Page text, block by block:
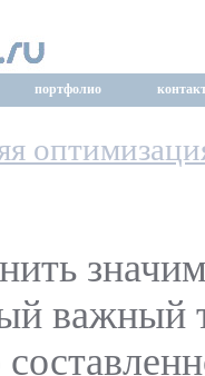
портфолио
важный